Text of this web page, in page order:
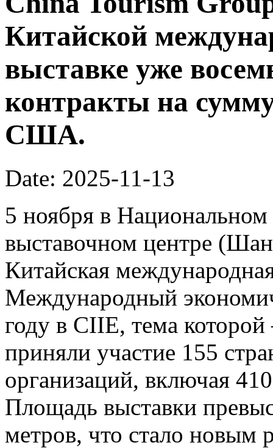
Китайской
выставке уже
контракты на
США.
Date: 2025-11-13
5 ноября в
выставочном центре
Китайская
Международный
году в CIIE, тема
приняли участие 155
организаций, включая
Площадь выставки
метров, что стало новым